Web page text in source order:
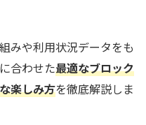
みや利用状況データをも
合わせた最適なブロック
楽しみ方を徹底解説しま